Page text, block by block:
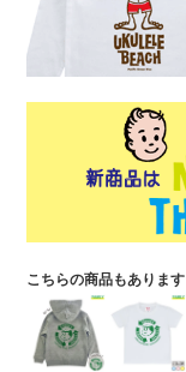
こちらの商品もあります